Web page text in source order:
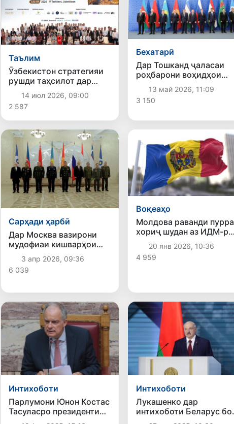
Таълим
Ӯзбекистон стратегияи
рушди таҳсилот дар
соҳаи молияи исломиро
муаррифӣ кард
14 июл 2026, 09:00
2 587
Бехатарӣ
Дар Тошканд ҷаласаи
роҳбарони воҳидҳои
криминалии ВКД
кишварҳои ИДМ
баргузор мешавад
13 май 2026, 11:09
3 150
Сарҳади ҳарбӣ
Дар Москва вазирони
мудофиаи кишварҳои
ИДМ масъалаҳои
ҳамкории ҳарбӣ ва
амнияти минтақавиро
3 апр 2026, 09:36
6 039
Воқеаҳо
Молдова раванди пурра
хориҷ шудан аз ИДМ-ро
оғоз кард
20 янв 2026, 10:36
4 959
Интихоботи
Парлумони Юнон Костас
Тасуласро президенти
кишвар интихоб кард
Интихоботи
Лукашенко дар
интихоботи Беларус бо
86,82 фоизи овозҳо